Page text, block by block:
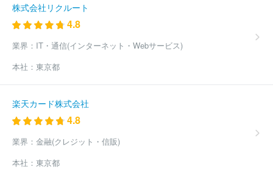
株式会社リクルート
4.8
業界： IT・通信(インターネット・Webサービス)
本社： 東京都
楽天カード株式会社
4.8
業界： 金融(クレジット・信販)
本社： 東京都